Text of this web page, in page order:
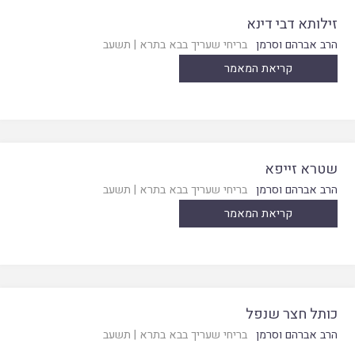
זילותא דבי דינא
הרב אברהם וסרמן בריחי שעריך בבא בתרא | תשעב
קריאת המאמר
שטרא זייפא
הרב אברהם וסרמן בריחי שעריך בבא בתרא | תשעב
קריאת המאמר
כותל חצר שנפל
הרב אברהם וסרמן בריחי שעריך בבא בתרא | תשעב